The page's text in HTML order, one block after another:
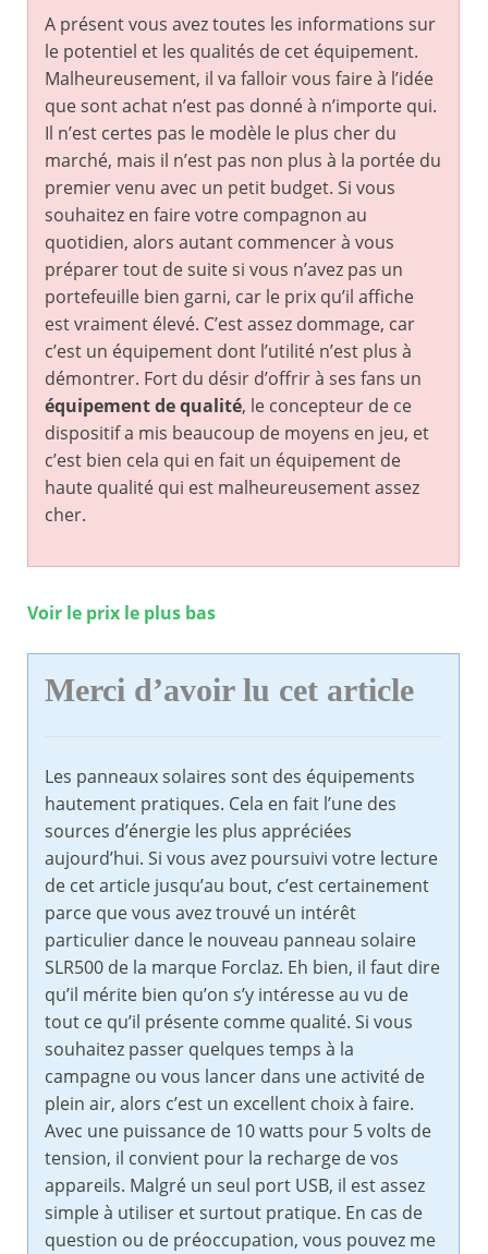
A présent vous avez toutes les informations sur
le potentiel et les qualités de cet équipement.
Malheureusement, il va falloir vous faire à l’idée
que sont achat n’est pas donné à n’importe qui.
Il n’est certes pas le modèle le plus cher du
marché, mais il n’est pas non plus à la portée du
premier venu avec un petit budget. Si vous
souhaitez en faire votre compagnon au
quotidien, alors autant commencer à vous
préparer tout de suite si vous n’avez pas un
portefeuille bien garni, car le prix qu’il affiche
est vraiment élevé. C’est assez dommage, car
c’est un équipement dont l’utilité n’est plus à
démontrer. Fort du désir d’offrir à ses fans un
équipement de qualité, le concepteur de ce
dispositif a mis beaucoup de moyens en jeu, et
c’est bien cela qui en fait un équipement de
haute qualité qui est malheureusement assez
cher.
Voir le prix le plus bas
Merci d’avoir lu cet article
Les panneaux solaires sont des équipements
hautement pratiques. Cela en fait l’une des
sources d’énergie les plus appréciées
aujourd’hui. Si vous avez poursuivi votre lecture
de cet article jusqu’au bout, c’est certainement
parce que vous avez trouvé un intérêt
particulier dance le nouveau panneau solaire
SLR500 de la marque Forclaz. Eh bien, il faut dire
qu’il mérite bien qu’on s’y intéresse au vu de
tout ce qu’il présente comme qualité. Si vous
souhaitez passer quelques temps à la
campagne ou vous lancer dans une activité de
plein air, alors c’est un excellent choix à faire.
Avec une puissance de 10 watts pour 5 volts de
tension, il convient pour la recharge de vos
appareils. Malgré un seul port USB, il est assez
simple à utiliser et surtout pratique. En cas de
question ou de préoccupation, vous pouvez me